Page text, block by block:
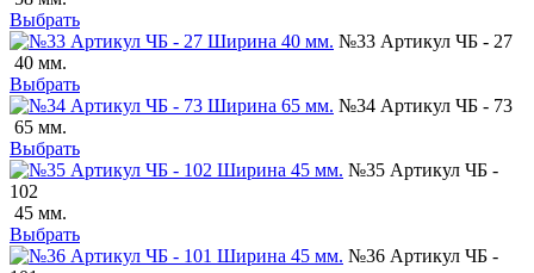
Выбрать
№33 Артикул ЧБ - 27
40 мм.
Выбрать
№34 Артикул ЧБ - 73
65 мм.
Выбрать
№35 Артикул ЧБ -
102
45 мм.
Выбрать
№36 Артикул ЧБ -